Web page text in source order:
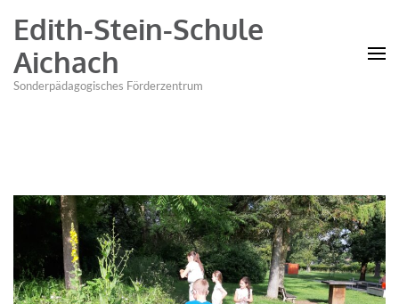
Edith-Stein-Schule
Aichach
Sonderpädagogisches Förderzentrum